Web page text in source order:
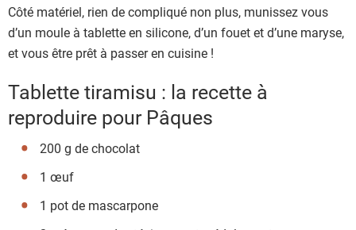
Côté matériel, rien de compliqué non plus, munissez vous
d’un moule à tablette en silicone, d’un fouet et d’une maryse,
et vous être prêt à passer en cuisine !
Tablette tiramisu : la recette à
reproduire pour Pâques
200 g de chocolat
1 œuf
1 pot de mascarpone